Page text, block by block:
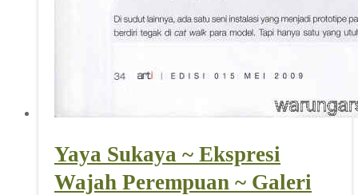
Yaya Sukaya ~ Ekspresi
Wajah Perempuan ~ Galeri